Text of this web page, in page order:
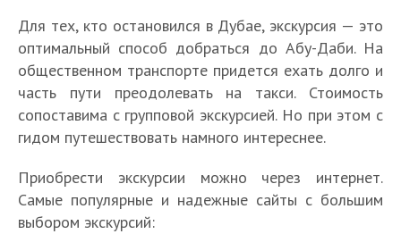
Для тех, кто остановился в Дубае, экскурсия — это
оптимальный способ добраться до Абу-Даби. На
общественном транспорте придется ехать долго и
часть пути преодолевать на такси. Стоимость
сопоставима с групповой экскурсией. Но при этом с
гидом путешествовать намного интереснее.
Приобрести экскурсии можно через интернет.
Самые популярные и надежные сайты с большим
выбором экскурсий: